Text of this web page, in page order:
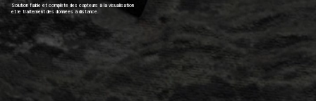
Solution fiable et complète des capteurs à la visualisation
et le traitement des données à distance.